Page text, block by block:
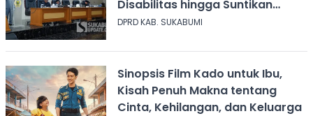
Disabilitas hingga Suntikan
Modal Perum Pesona Wisata
DPRD KAB. SUKABUMI
Sinopsis Film Kado untuk Ibu,
Kisah Penuh Makna tentang
Cinta, Kehilangan, dan Keluarga